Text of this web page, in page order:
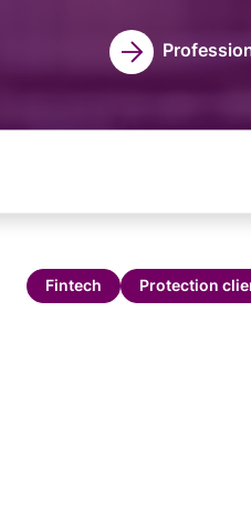
Fintech Protection